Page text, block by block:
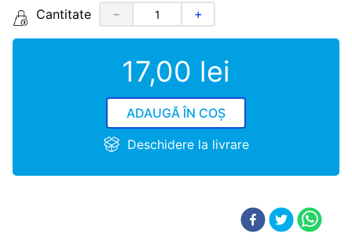
Cantitate
＋
－
17,00 lei
ADAUGĂ ÎN COȘ
Deschidere la livrare